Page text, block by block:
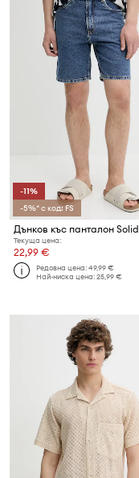
-11%
-5%* с код: FS
Дънков къс панталон Solid
Текуща цена:
22,99 €
Редовна цена:49,99 €
Най-ниска цена:25,99 €